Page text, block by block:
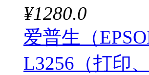
¥1280.0
爱普生（
L3256（打印